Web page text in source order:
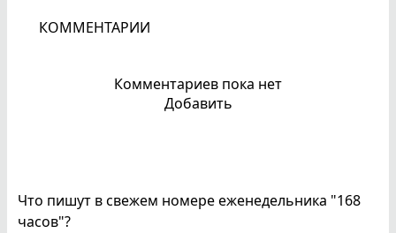
КОММЕНТАРИИ
Комментариев пока нет
Добавить
Что пишут в свежем номере еженедельника "168
часов"?